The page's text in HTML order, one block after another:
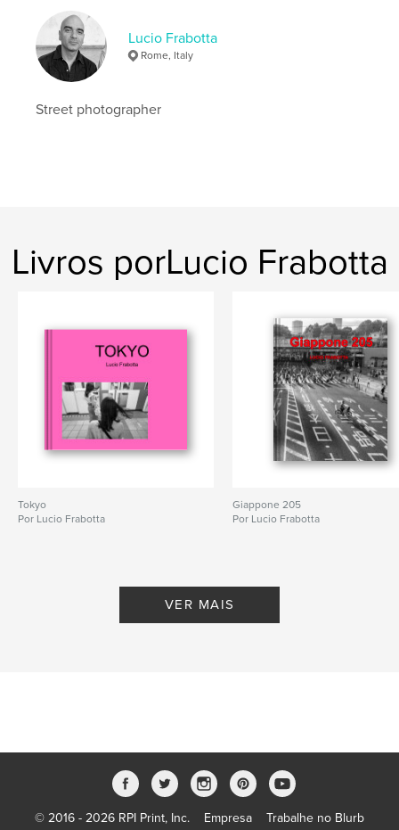
Palavras-chavee
Frabotta Lucio , Rome
StreetPhotography
Lucio Frabotta
Rome, Italy
Street photographer
Livros porLucio Frabotta
Tokyo
Por Lucio Frabotta
Giappone 205
Por Lucio Frabotta
VER MAIS
© 2016 - 2026 RPI Print, Inc. Empresa Trabalhe no Blurb